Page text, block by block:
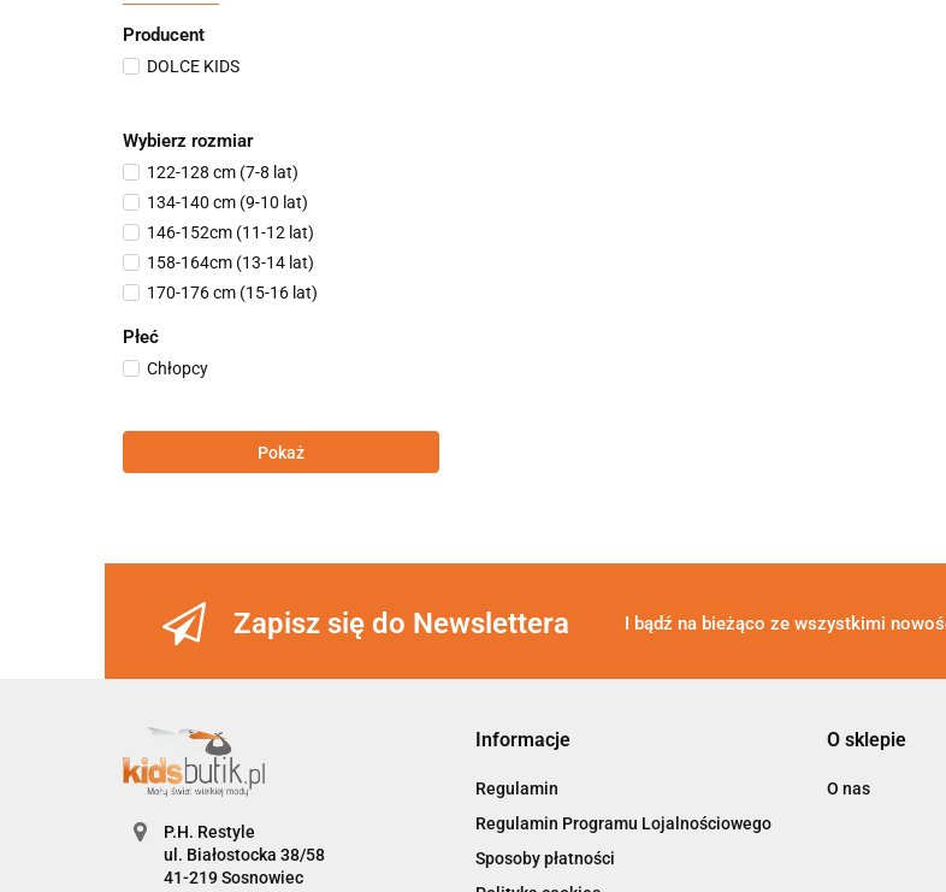
Producent
DOLCE KIDS
Wybierz rozmiar
122-128 cm (7-8 lat)
134-140 cm (9-10 lat)
146-152cm (11-12 lat)
158-164cm (13-14 lat)
170-176 cm (15-16 lat)
Płeć
Chłopcy
Pokaż
Zapisz się do Newslettera I bądź na bieżąco ze wszystkimi
P.H. Restyle
ul. Białostocka 38/58
41-219 Sosnowiec
Informacje
Regulamin
Regulamin Programu Lojalnościowego
Sposoby płatności
O sklepie
O nas